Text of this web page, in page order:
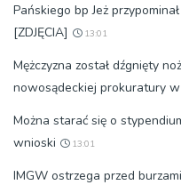
Pańskiego bp Jeż
[ZDJĘCIA]
13:01
Mężczyzna został dźgnięty
nowosądeckiej prokuratury
Można starać się o
wnioski
13:01
IMGW ostrzega przed